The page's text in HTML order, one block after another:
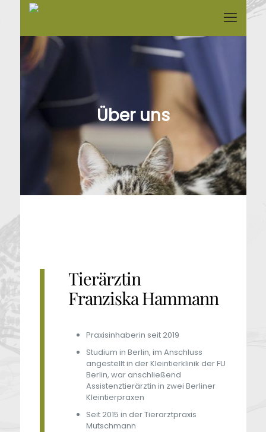
Über uns
Tierärztin
Franziska Hammann
Praxisinhaberin seit 2019
Studium in Berlin, im Anschluss
angestellt in der Kleintierklinik der FU
Berlin, war anschließend
Assistenztierärztin in zwei Berliner
Kleintierpraxen
Seit 2015 in der Tierarztpraxis
Mutschmann